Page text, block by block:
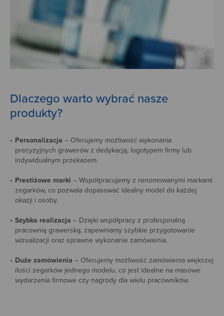
Dlaczego warto wybrać nasze
produkty?
Personalizacja – Oferujemy możliwość wykonania
precyzyjnych grawerów z dedykacją, logotypem firmy lub
indywidualnym przekazem.
Prestiżowe marki – Współpracujemy z renomowanymi markami
zegarków, co pozwala dopasować idealny model do każdej
okazji i osoby.
Szybka realizacja – Dzięki współpracy z profesjonalną
pracownią grawerską, zapewniamy szybkie przygotowanie
wizualizacji oraz sprawne wykonanie zamówienia.
Duże zamówienia – Oferujemy możliwość zamówienia większej
ilości zegarków jednego modelu, co jest idealne na masowe
wydarzenia firmowe czy nagrody dla wielu pracowników.